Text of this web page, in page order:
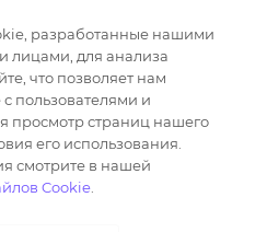
Текстиль групп"
носит справочный
публичной офертой
пункта 2 статьи 437
Российской Федерации.
опубликованных
допустимо только при
разрешения редакции и
https://opt-milena.ru
разработанные нашими
лицами, для анализа
что позволяет нам
пользователями и
просмотр страниц нашего
его использования.
смотрите в нашей
Cookie